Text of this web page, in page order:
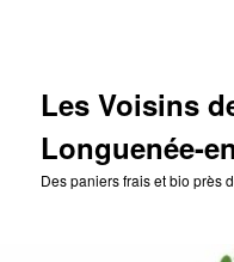
Les Voisins
Longuenée-
Des paniers frais et bio près